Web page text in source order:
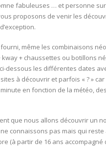
Le
Haut
Rhône
la
Tîne
de
Parnant
en
fabuleuses … et personne sur
proposons de venir les
même les combinaisons
+ chaussettes ou botillons
dessous les différentes dates
à découvrir et parfois « ? »
en fonction de la météo,
que nous allons découvrir un
connaissons pas mais qui reste
(à partir de 16 ans accompagné